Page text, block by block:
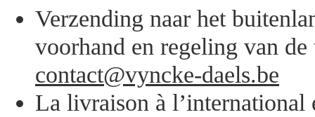
Verzending naar het
voorhand en regeling van
contact@vyncke-daels.be
La livraison à l’international